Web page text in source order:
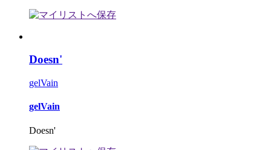
Doesn'
gelVain
gelVain
Doesn'